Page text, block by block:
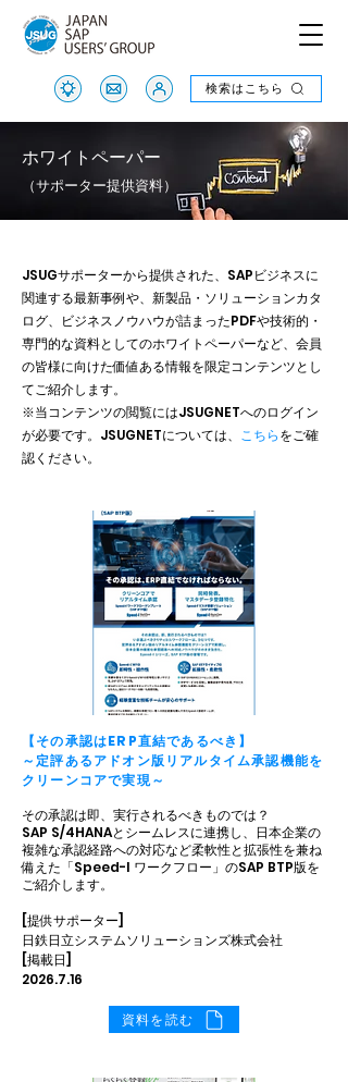
検索はこちら
検索はこちら
ホワイトペーパー
（サポーター提供資料）
JSUGサポーターから提供された、SAPビジネスに
関連する最新事例や、新製品・ソリューションカタ
ログ、ビジネスノウハウが詰まったPDFや技術的・
専門的な資料としてのホワイトペーパーなど、会員
の皆様に向けた価値ある情報を限定コンテンツとし
てご紹介します。
※当コンテンツの閲覧にはJSUGNETへのログイン
が必要です。JSUGNETについては、 こちらをご確
認ください。
【その承認はERP直結であるべき】
～定評あるアドオン版リアルタイム承認機能を
クリーンコアで実現～
その承認は即、実行されるべきものでは？
SAP S/4HANAとシームレスに連携し、日本企業の
複雑な承認経路への対応など柔軟性と拡張性を兼ね
備えた「Speed-I ワークフロー」のSAP BTP版を
ご紹介します。
[提供サポーター]
日鉄日立システムソリューションズ株式会社
[掲載日]
2026.7.16
資料を読む